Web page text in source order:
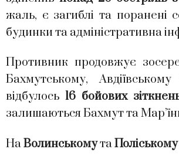
жаль, є загиблі та поранені
будинки та адміністративна
Противник продовжує
Бахмутському,
відбулось 16 бойових
залишаються Бахмут та
НаВолинськомутаПоліському